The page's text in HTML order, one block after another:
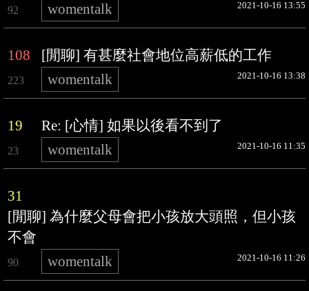
92 womentalk 2021-10-16 13:55
108 [閒聊] 有甚麼社會地位高薪低的工作
223 womentalk 2021-10-16 13:38
19 Re: [心情] 如果以後看不到了
23 womentalk 2021-10-16 11:35
31
[閒聊] 為什麼父母會把小孩放大頭照，但小孩
不會
90 womentalk 2021-10-16 11:26